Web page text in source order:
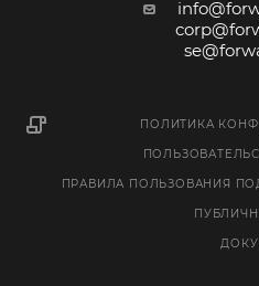
ПОЛИТИКА
ПРАВИЛА ПОЛЬЗОВАНИЯ